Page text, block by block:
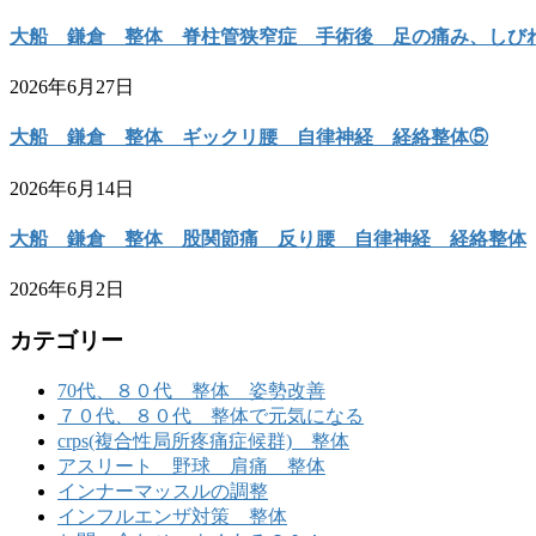
大船 鎌倉 整体 脊柱管狭窄症 手術後 足の痛み、しび
2026年6月27日
大船 鎌倉 整体 ギックリ腰 自律神経 経絡整体⑤
2026年6月14日
大船 鎌倉 整体 股関節痛 反り腰 自律神経 経絡整体
2026年6月2日
カテゴリー
70代、８０代 整体 姿勢改善
７０代、８０代 整体で元気になる
crps(複合性局所疼痛症候群) 整体
アスリート 野球 肩痛 整体
インナーマッスルの調整
インフルエンザ対策 整体